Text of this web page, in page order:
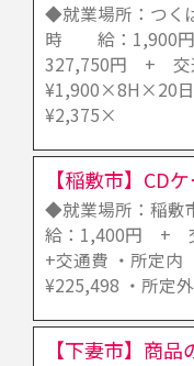
◆就業場所：つく
時 給：1,900円
327,750円 + 交
¥1,900×8H×20
¥2,375×
【稲敷市】CD
◆就業場所：稲
給：1,400円 +
+交通費 ・所定
¥225,498 ・所定
【下妻市】商